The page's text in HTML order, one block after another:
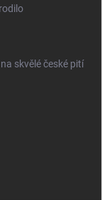
skvělé české pití